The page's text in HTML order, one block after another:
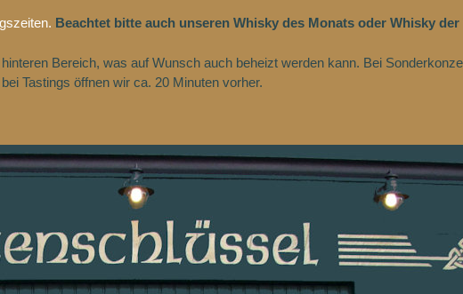
Beachtet bitte auch unseren Whisky des Monats oder Whisky der
Bereich, was auf Wunsch auch beheizt werden kann. Bei
Tastings öffnen wir ca. 20 Minuten vorher.